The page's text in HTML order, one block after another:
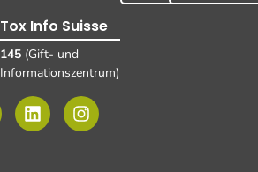
Tox Info Suisse
145 (Gift- und
Informationszentrum)